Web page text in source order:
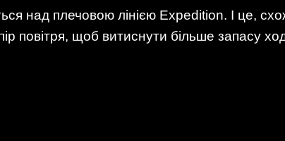
над плечовою лінією Expedition. І це,
повітря, щоб витиснути більше запасу